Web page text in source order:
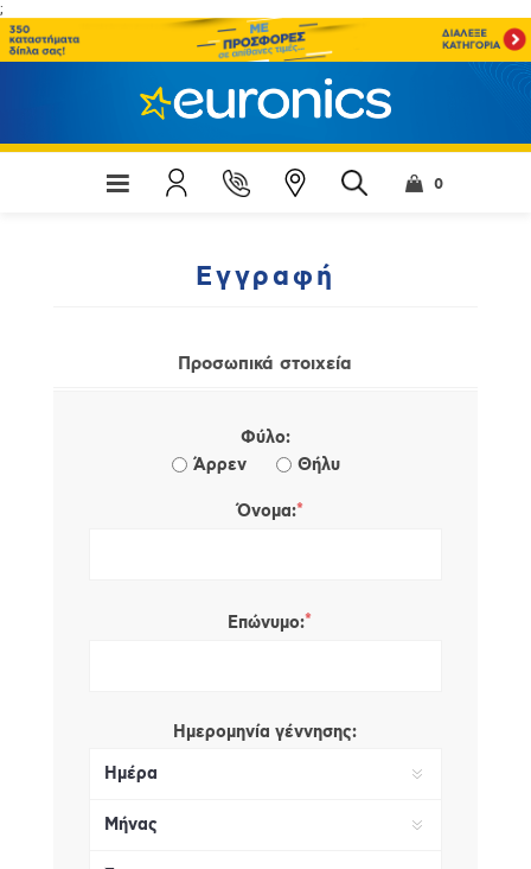
;
0
Εγγραφή
Προσωπικά στοιχεία
Φύλο:
Άρρεν
Θήλυ
Όνομα:*
Επώνυμο:*
Ημερομηνία γέννησης: